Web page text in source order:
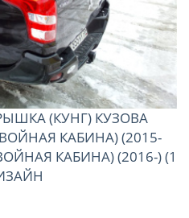
(КУНГ) КУЗОВА
КАБИНА) (2015-
КАБИНА) (2016-) (1